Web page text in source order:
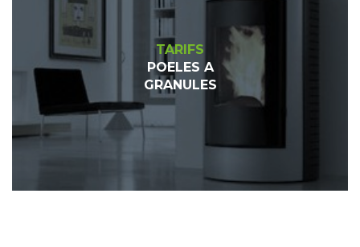
TARIFS
POELES A
GRANULES